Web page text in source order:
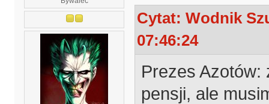
Cytat: Wodnik
07:46:24
Prezes Azotów:
pensji, ale